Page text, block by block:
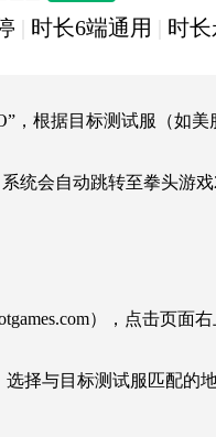
时长6端通用 时
，根据目标测试服（如
统会自动跳转至拳头游
），点击页面
择与目标测试服匹配的